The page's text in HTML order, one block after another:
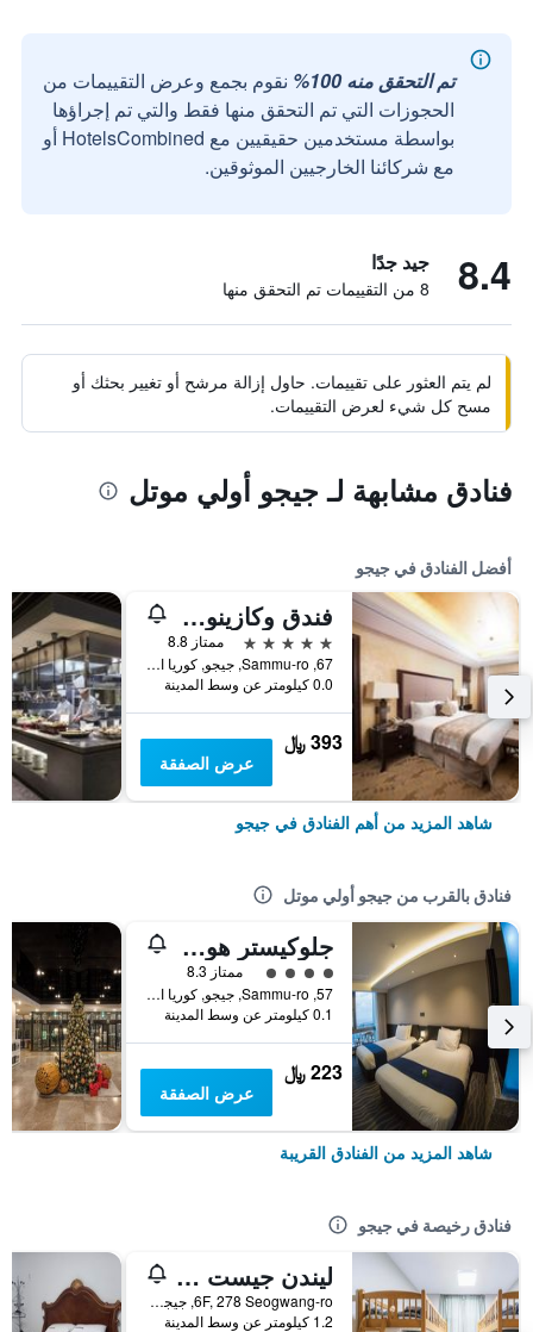
تم التحقق منه 100%
نقوم بجمع وعرض التقييمات من
الحجوزات التي تم التحقق منها فقط والتي تم إجراؤها
بواسطة مستخدمين حقيقيين مع HotelsCombined أو
مع شركائنا الخارجيين الموثوقين.
8.4 جيد جدًا
8 من التقييمات تم التحقق منها
لم يتم العثور على تقييمات. حاول إزالة مرشح أو تغيير بحثك أو
مسح كل شيء لعرض التقييمات.
فنادق مشابهة لـ جيجو أولي موتل
أفضل الفنادق في جيجو
فندق وكازينو جيجو صن
5 نجوم
ممتاز 8.8
67, Sammu-ro, جيجو, كوريا الجنوبية
0.0 كيلومتر عن وسط المدينة
393 ﷼
عرض الصفقة
شاهد المزيد من أهم الفنادق في جيجو
فنادق بالقرب من جيجو أولي موتل
جلوكيستر هوتل جيجو
تقييم فئة 4
ممتاز 8.3
57, Sammu-ro, جيجو, كوريا الجنوبية
0.1 كيلومتر عن وسط المدينة
223 ﷼
عرض الصفقة
شاهد المزيد من الفنادق القريبة
فنادق رخيصة في جيجو
ليندن جيست هاوس
6F, 278 Seogwang-ro, جيجو, كوريا الجنوبية
1.2 كيلومتر عن وسط المدينة